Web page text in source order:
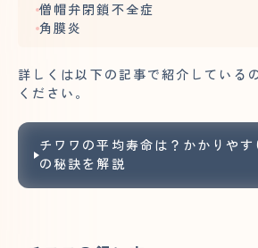
僧帽弁閉鎖不全症
角膜炎
詳しくは以下の記事で紹介している
ください。
チワワの平均寿命は？かかりやす
の秘訣を解説